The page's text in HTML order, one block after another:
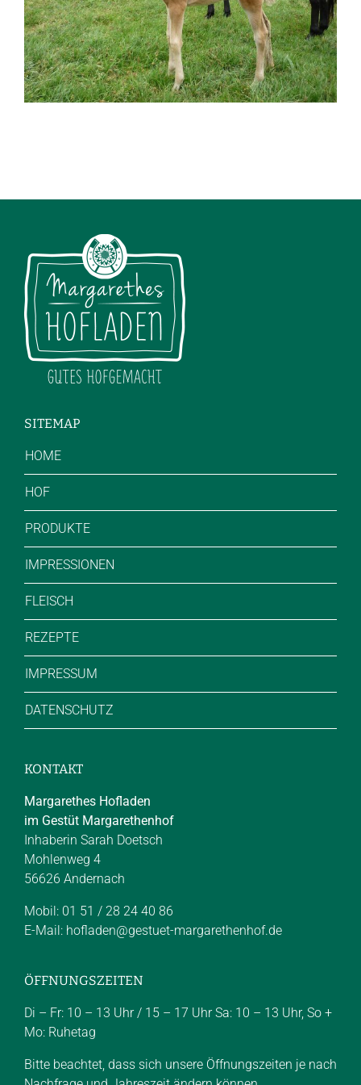
SITEMAP
HOME
HOF
PRODUKTE
IMPRESSIONEN
FLEISCH
REZEPTE
IMPRESSUM
DATENSCHUTZ
KONTAKT
Margarethes Hofladen
im Gestüt Margarethenhof
Inhaberin Sarah Doetsch
Mohlenweg 4
56626 Andernach
Mobil: 01 51 / 28 24 40 86
E-Mail: hofladen@gestuet-margarethenhof.de
ÖFFNUNGSZEITEN
Di – Fr: 10 – 13 Uhr / 15 – 17 Uhr Sa: 10 – 13 Uhr, So +
Mo: Ruhetag
Bitte beachtet, dass sich unsere Öffnungszeiten je nach